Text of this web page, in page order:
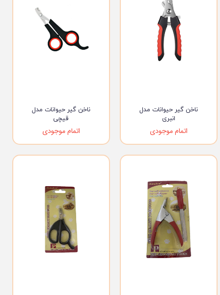
ناخن گیر حیوانات مدل
انبری
اتمام موجودی
ناخن گیر حیوانات مدل
قیچی
اتمام موجودی